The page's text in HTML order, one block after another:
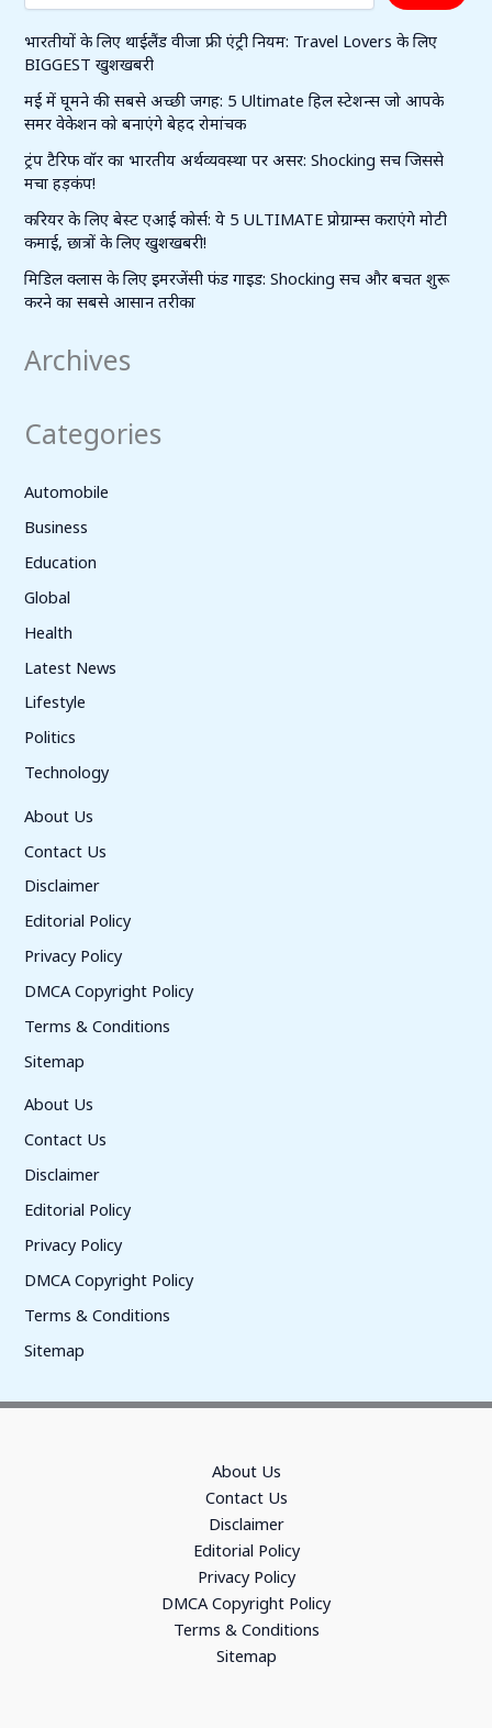
भारतीयों के लिए थाईलैंड वीजा फ्री एंट्री नियम: Travel Lovers के लिए
BIGGEST खुशखबरी
मई में घूमने की सबसे अच्छी जगह: 5 Ultimate हिल स्टेशन्स जो आपके
समर वेकेशन को बनाएंगे बेहद रोमांचक
ट्रंप टैरिफ वॉर का भारतीय अर्थव्यवस्था पर असर: Shocking सच जिससे
मचा हड़कंप!
करियर के लिए बेस्ट एआई कोर्स: ये 5 ULTIMATE प्रोग्राम्स कराएंगे मोटी
कमाई, छात्रों के लिए खुशखबरी!
मिडिल क्लास के लिए इमरजेंसी फंड गाइड: Shocking सच और बचत शुरू
करने का सबसे आसान तरीका
Archives
Categories
Automobile
Business
Education
Global
Health
Latest News
Lifestyle
Politics
Technology
About Us
Contact Us
Disclaimer
Editorial Policy
Privacy Policy
DMCA Copyright Policy
Terms & Conditions
Sitemap
About Us
Contact Us
Disclaimer
Editorial Policy
Privacy Policy
DMCA Copyright Policy
Terms & Conditions
Sitemap
About Us
Contact Us
Disclaimer
Editorial Policy
Privacy Policy
DMCA Copyright Policy
Terms & Conditions
Sitemap